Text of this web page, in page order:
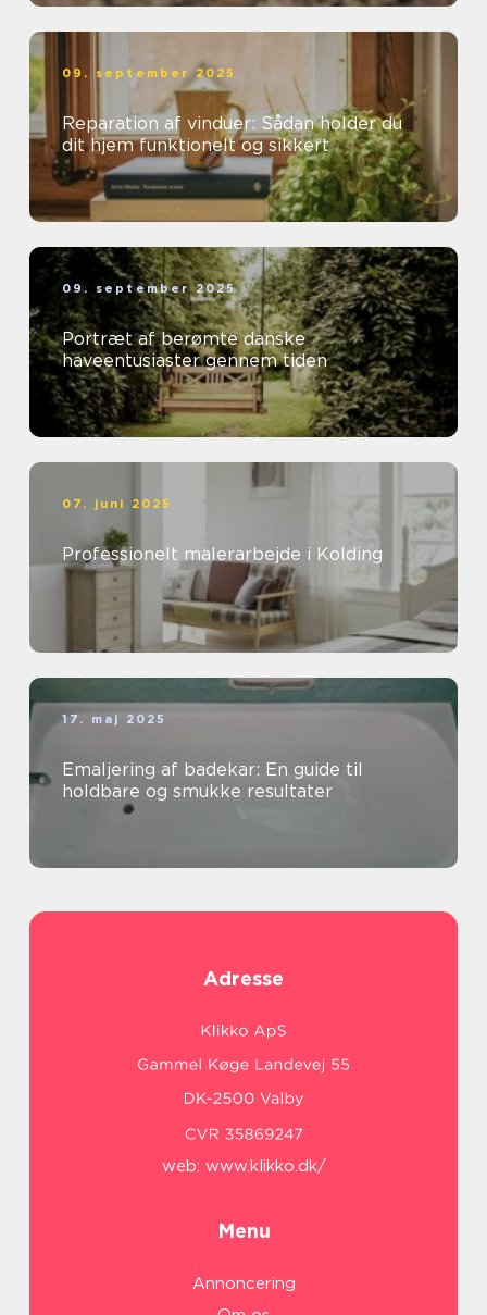
09. september 2025
Reparation af vinduer: Sådan holder du
dit hjem funktionelt og sikkert
09. september 2025
Portræt af berømte danske
haveentusiaster gennem tiden
07. juni 2025
Professionelt malerarbejde i Kolding
17. maj 2025
Emaljering af badekar: En guide til
holdbare og smukke resultater
Adresse
web: www.klikko.dk/
Menu
Annoncering